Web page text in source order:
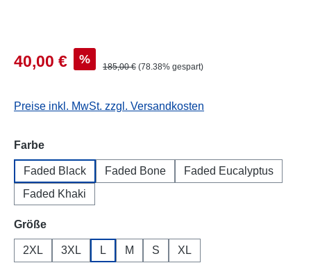
40,00 € %
185,00 € (78.38% gespart)
Preise inkl. MwSt. zzgl. Versandkosten
Farbeauswählen
Faded Black Faded Bone
Faded Eucalyptus
Faded Khaki
Größeauswählen
2XL 3XL L M S XL